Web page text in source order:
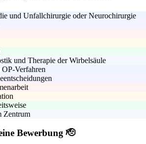
und Unfallchirurgie oder Neurochirurgie
und Therapie der Wirbelsäule
Verfahren
Zentrum
Bewerbung 🫡